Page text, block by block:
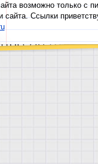
возможно только с
сайта. Ссылки